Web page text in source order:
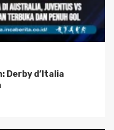
Derby d’Italia